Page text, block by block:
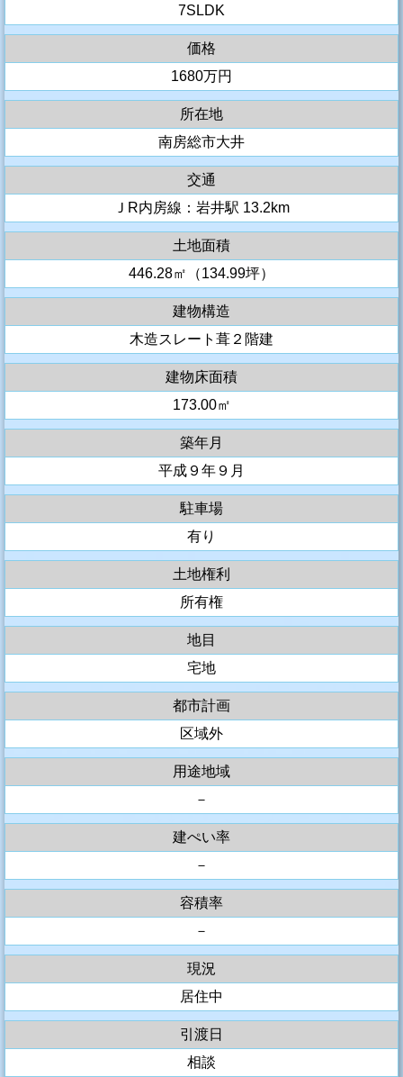
7SLDK
価格
1680万円
所在地
南房総市大井
交通
ＪR内房線：岩井駅 13.2km
土地面積
446.28㎡（134.99坪）
建物構造
木造スレート葺２階建
建物床面積
173.00㎡
築年月
平成９年９月
駐車場
有り
土地権利
所有権
地目
宅地
都市計画
区域外
用途地域
－
建ぺい率
－
容積率
－
現況
居住中
引渡日
相談